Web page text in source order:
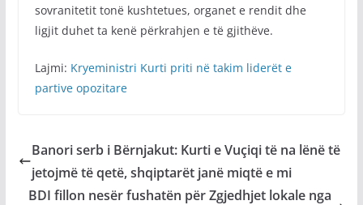
sovranitetit tonë kushtetues, organet e rendit dhe
ligjit duhet ta kenë përkrahjen e të gjithëve.
Lajmi: Kryeministri Kurti priti në takim liderët e
partive opozitare
Banori serb i Bërnjakut: Kurti e Vuçiqi të na lënë të
jetojmë të qetë, shqiptarët janë miqtë e mi
BDI fillon nesër fushatën për Zgjedhjet lokale nga